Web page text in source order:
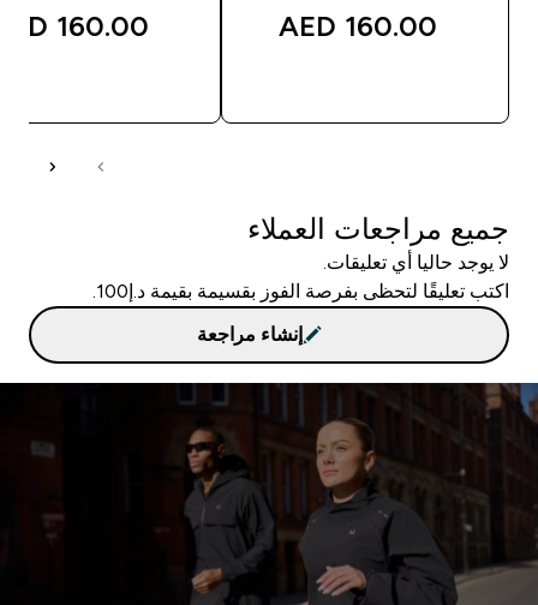
160.00 AED‎
160.00 AED‎
جميع مراجعات العملاء
لا يوجد حاليا أي تعليقات.
اكتب تعليقًا لتحظى بفرصة الفوز بقسيمة بقيمة د.إ100.
إنشاء مراجعة